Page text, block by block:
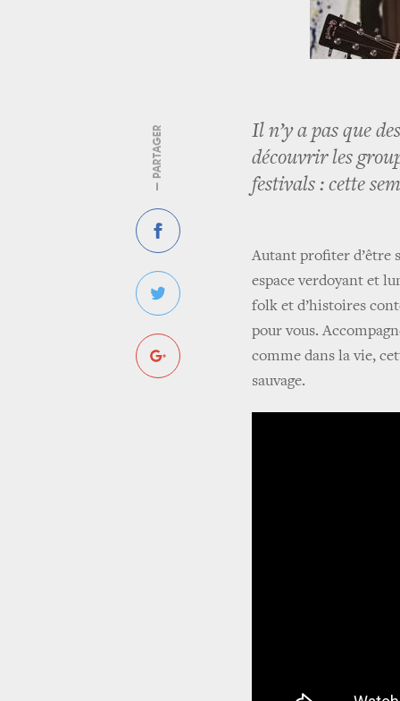
— PARTAGER
Il n’y a pas que
découvrir les
festivals : cette
Autant profiter d’être
espace verdoyant et
folk et d’histoires
pour vous.
comme dans la vie,
sauvage.